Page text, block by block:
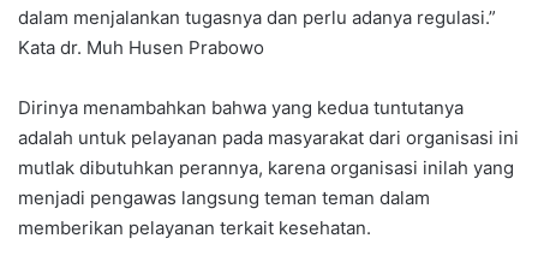
dalam menjalankan tugasnya dan perlu adanya regulasi.”
Kata dr. Muh Husen Prabowo
Dirinya menambahkan bahwa yang kedua tuntutanya
adalah untuk pelayanan pada masyarakat dari organisasi ini
mutlak dibutuhkan perannya, karena organisasi inilah yang
menjadi pengawas langsung teman teman dalam
memberikan pelayanan terkait kesehatan.